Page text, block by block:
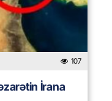
107
İrana